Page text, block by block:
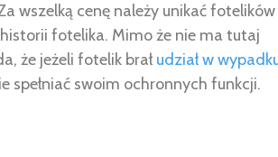
wszelką cenę należy unikać fotelików
fotelika. Mimo że nie ma tutaj
że jeżeli fotelik brał udział w
spełniać swoim ochronnych funkcji.